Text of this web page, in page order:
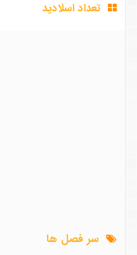
تعداد اسلادید
سر فصل ها